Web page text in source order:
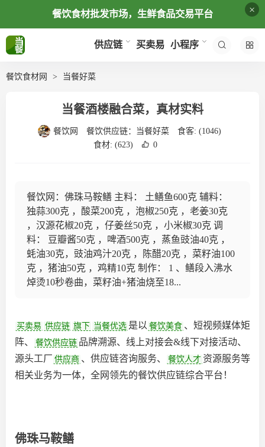
餐饮食材批发市场，生鲜食品交易平台 ×
供应链 买卖易 小程序
餐饮食材网 当餐好菜
当餐酒楼融合菜，真材实料
餐饮网 餐饮供应链： 当餐好菜 食客: (1046)
食材: (623) 0
餐饮网：佛珠马鞍鳝 主料： 土鳝鱼600克 辅料：
独蒜300克 ，酸菜200克 ，泡椒250克 ，老姜30克
，汉源花椒20克 ，仔姜丝50克 ，小米椒30克 调
料： 豆瓣酱50克 ，啤酒500克 ，蒸鱼豉油40克 ，
蚝油30克，豉油鸡汁20克 ，陈醋20克 ，菜籽油100
克 ，猪油50克 ，鸡精10克 制作： 1 、鳝段入沸水
焯烫10秒卷曲，菜籽油+猪油烧至18...
买卖易 供应链 旗下 当餐优选 是以 餐饮美食 、短视频媒体矩
阵、
餐饮供应链 品牌溯源、线上对接会&线下对接活动、
源头工厂 供应商 、供应链咨询服务、 餐饮人才 资源服务等
相关业务为一体，全网领先的餐饮供应链综合平台‌！
佛珠马鞍鳝